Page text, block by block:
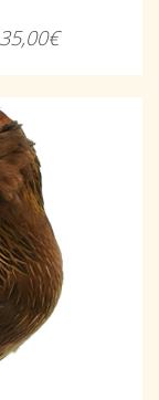
35,00€